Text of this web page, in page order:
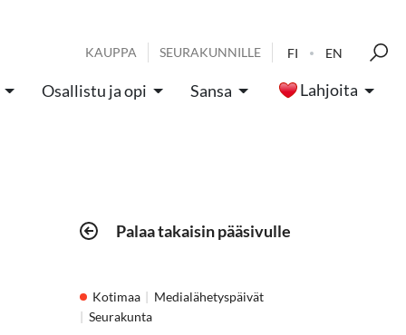
KAUPPA SEURAKUNNILLE FI EN
Osallistu ja opi Sansa Lahjoita
Palaa takaisin pääsivulle
Kotimaa
Medialähetyspäivät
Seurakunta